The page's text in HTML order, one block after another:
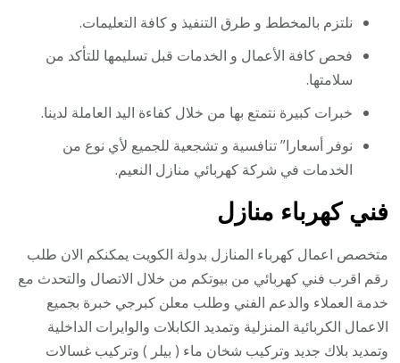
نلتزم بالمخطط و طرق التنفيذ و كافة التعليمات.
فحص كافة الأعمال و الخدمات قبل تسليمها للتأكد من
سلامتها.
خبرات كبيرة نتمتع بها من خلال كفاءة اليد العاملة لدينا.
نوفر أسعارا” تنافسية و تشجعية للجميع لأي نوع من
الخدمات في شركة كهربائي منازل النعيم.
فني كهرباء منازل
متخصص اعمال كهرباء المنازل بدولة الكويت يمكنكم الان طلب
رقم اقرب فني كهربائي من بيوتكم من خلال الاتصال والتحدث مع
خدمة العملاء والدعم الفني وطلب معلن كبرجي خبرة بجميع
الاعمال الكربائية المنزلية وتمديد الكابلات والوايرات الداخلية
وتمديد بلاك جديد وتركيب شخان ماء ( بيلر ) وتركيب غسالات